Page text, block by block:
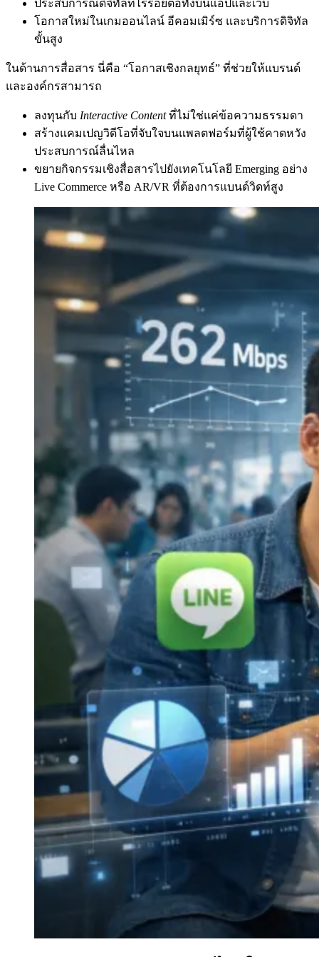
ประสบการณ์ดิจิทัลที่ไร้รอยต่อทั้งบนแอปและเว็บ
โอกาสใหม่ในเกมออนไลน์ อีคอมเมิร์ซ และบริการดิจิทัล
ขั้นสูง
ในด้านการสื่อสาร นี่คือ “โอกาสเชิงกลยุทธ์” ที่ช่วยให้แบรนด์
และองค์กรสามารถ
ลงทุนกับ Interactive Contentที่ไม่ใช่แค่ข้อความธรรมดา
สร้างแคมเปญวิดีโอที่จับใจบนแพลตฟอร์มที่ผู้ใช้คาดหวัง
ประสบการณ์ลื่นไหล
ขยายกิจกรรมเชิงสื่อสารไปยังเทคโนโลยี Emerging อย่าง
Live Commerce หรือ AR/VR ที่ต้องการแบนด์วิดท์สูง